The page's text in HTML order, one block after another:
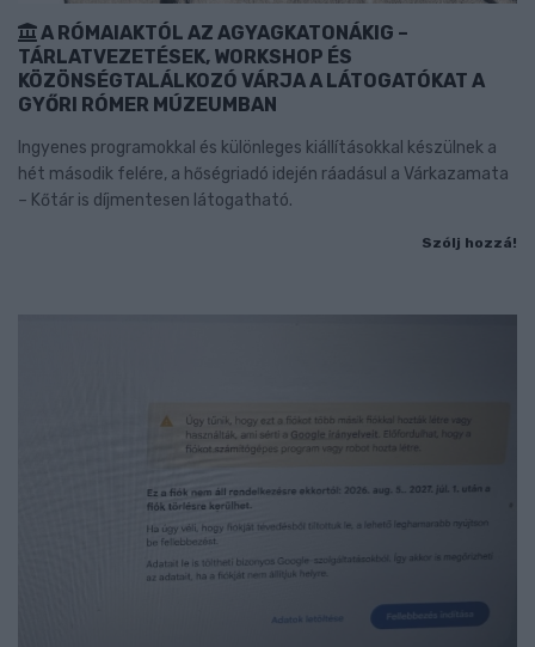
A RÓMAIAKTÓL AZ AGYAGKATONÁKIG –
TÁRLATVEZETÉSEK, WORKSHOP ÉS
KÖZÖNSÉGTALÁLKOZÓ VÁRJA A LÁTOGATÓKAT A
GYŐRI RÓMER MÚZEUMBAN
Ingyenes programokkal és különleges kiállításokkal készülnek a
hét második felére, a hőségriadó idején ráadásul a Várkazamata
– Kőtár is díjmentesen látogatható.
Szólj hozzá!